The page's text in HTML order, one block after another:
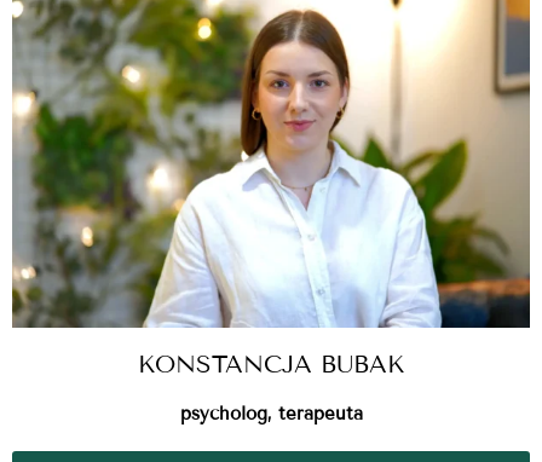
KONSTANCJA BUBAK
psycholog, terapeuta